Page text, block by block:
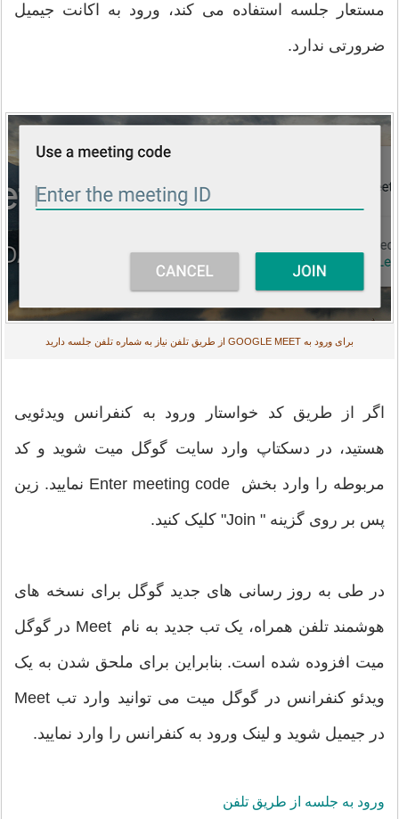
مستعار جلسه استفاده می کند، ورود به اکانت جیمیل
ضرورتی ندارد.
برای ورود به GOOGLE MEET از طریق تلفن نیاز به شماره تلفن جلسه دارید
اگر از طریق کد خواستار ورود به کنفرانس ویدئویی
هستید، در دسکتاپ وارد سایت گوگل میت شوید و کد
مربوطه را وارد بخش Enter meeting code نمایید. زین
پس بر روی گزینه " Join" کلیک کنید.
در طی به روز رسانی های جدید گوگل برای نسخه های
هوشمند تلفن همراه، یک تب جدید به نام Meet در گوگل
میت افزوده شده است. بنابراین برای ملحق شدن به یک
ویدئو کنفرانس در گوگل میت می توانید وارد تب Meet
در جیمیل شوید و لینک ورود به کنفرانس را وارد نمایید.
ورود به جلسه از طریق تلفن